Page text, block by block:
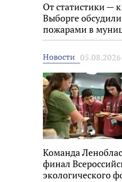
От статистики —
Выборге
пожарами в
Новости
Команда
финал
экологического